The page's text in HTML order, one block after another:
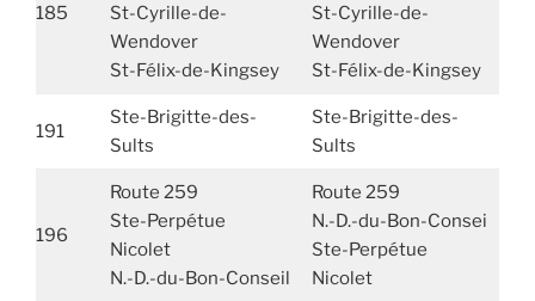
185
St-Cyrille-de-
Wendover
St-Félix-de-Kingsey
St-Cyrille-de-
Wendover
St-Félix-de-Kingsey
191
Ste-Brigitte-des-
Sults
Ste-Brigitte-des-
Sults
196
Route 259
Ste-Perpétue
Nicolet
N.-D.-du-Bon-Conseil
Route 259
N.-D.-du-Bon-Consei
Ste-Perpétue
Nicolet